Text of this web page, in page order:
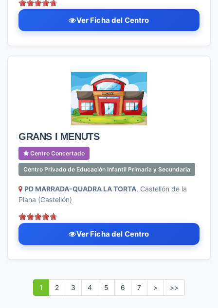
Ver Ficha del Centro
GRANS I MENUTS
Centro Concertado
Centro Privado de Educación Infantil Primaria y Secundaria
PD MARRADA-QUADRA LA TORTA, Castellón de la
Plana (Castellón)
Ver Ficha del Centro
1 2 3 4 5 6 7 > >>